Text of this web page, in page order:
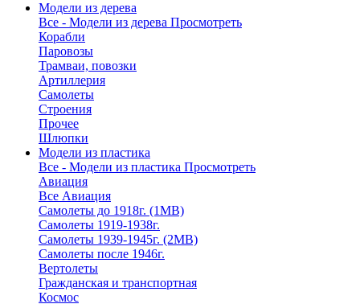
Модели из дерева
Все - Модели из дерева Просмотреть
Корабли
Паровозы
Трамваи, повозки
Артиллерия
Самолеты
Строения
Прочее
Шлюпки
Модели из пластика
Все - Модели из пластика Просмотреть
Авиация
Все Авиация
Самолеты до 1918г. (1МВ)
Самолеты 1919-1938г.
Самолеты 1939-1945г. (2МВ)
Самолеты после 1946г.
Вертолеты
Гражданская и транспортная
Космос